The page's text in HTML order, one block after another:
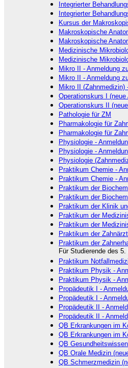
Integrierter
Integrierter
Kursus der
Makroskopische
Makroskopische
Medizinische
Medizinische
Mikro II - Anmeldung
Mikro II - Anmeldung
Mikro II (Zahnmedizin)
Operationskurs I (neue
Operationskurs II
Pathologie für ZM
Pharmakologie für
Pharmakologie für
Physiologie -
Physiologie -
Physiologie
Praktikum Chemie -
Praktikum Chemie -
Praktikum der
Praktikum der
Praktikum der Klinik
Praktikum der
Praktikum der
Praktikum der
Praktikum der
Für Studierende des
Praktikum
Praktikum Physik -
Praktikum Physik -
Propädeutik I -
Propädeutik I -
Propädeutik II -
Propädeutik II -
QB Erkrankungen im
QB Erkrankungen im
QB
QB Orale Medizin
QB Schmerzmedizin